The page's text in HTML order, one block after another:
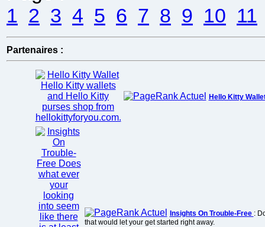
1 2 3 4 5 6 7 8 9 10 11
Partenaires :
Hello Kitty
Insights On Trouble-Free :
that would let your get started right away.